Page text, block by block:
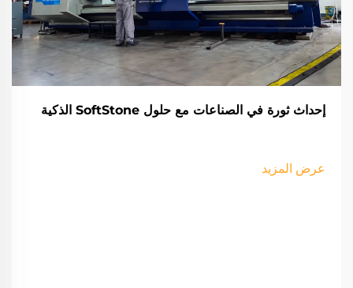
إحداث ثورة في الصناعات مع حلول SoftStone الذكية
عرض المزيد